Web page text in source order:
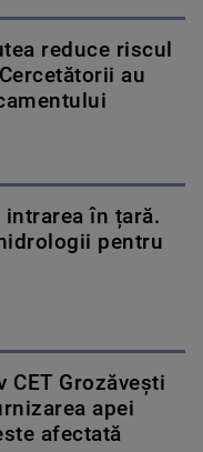
reduce riscul
au
intrarea în țară.
pentru
CET Grozăveşti
apei
afectată